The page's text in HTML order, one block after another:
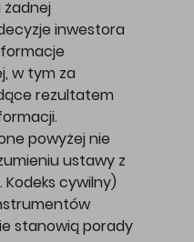
żadnej
inwestora
w tym za
rezultatem
powyżej nie
ustawy z
Kodeks cywilny)
stanowią porady